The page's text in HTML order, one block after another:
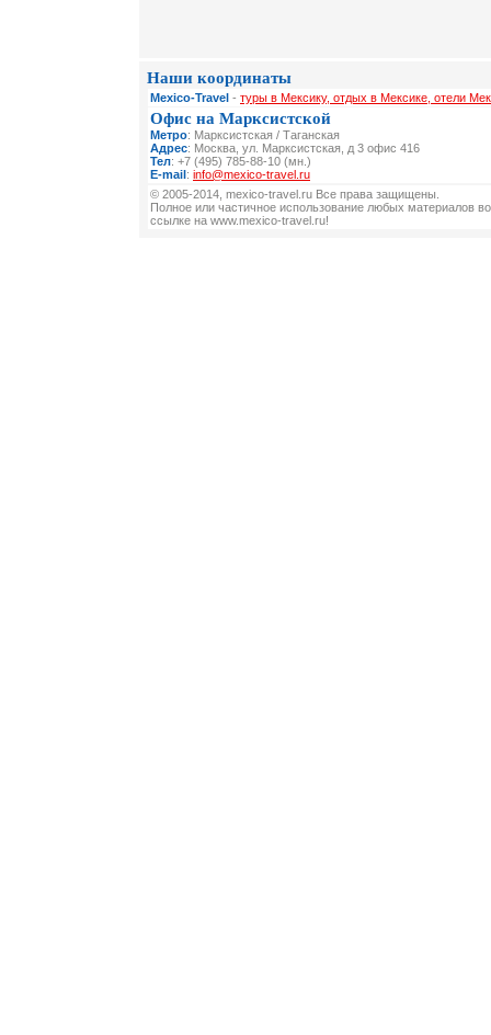
Наши координаты
Mexico-Travel - туры в Мексику, отдых в Мексике, отели
Офис на Марксистской
Метро: Марксистская / Таганская
Адрес: Москва, ул. Марксистская, д 3 офис 416
Тел: +7 (495) 785-88-10 (мн.)
E-mail: info@mexico-travel.ru
© 2005-2014, mexico-travel.ru Все права защищены.
Полное или частичное использование любых материалов
ссылке на www.mexico-travel.ru!